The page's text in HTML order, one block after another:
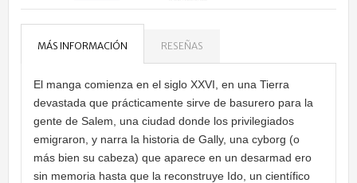
MÁS INFORMACIÓN RESEÑAS
El manga comienza en el siglo XXVI, en una Tierra
devastada que prácticamente sirve de basurero para la
gente de Salem, una ciudad donde los privilegiados
emigraron, y narra la historia de Gally, una cyborg (o
más bien su cabeza) que aparece en un desarmad ero
sin memoria hasta que la reconstruye Ido, un científico